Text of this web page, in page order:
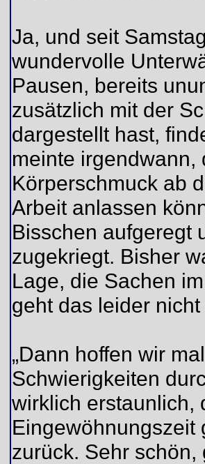
Ja, und seit
wundervolle
Pausen, bereits
zusätzlich mit der
dargestellt hast,
meinte
Körperschmuck ab
Arbeit anlassen
Bisschen aufgeregt
zugekriegt. Bisher
Lage, die Sachen
geht das leider
„Dann hoffen wir
Schwierigkeiten
wirklich erstaunlich,
Eingewöhnungszeit
zurück. Sehr schön,